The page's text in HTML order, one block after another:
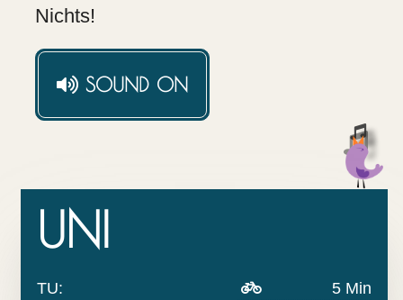
Nichts!
SOUND ON
UNI
TU:
5 Min